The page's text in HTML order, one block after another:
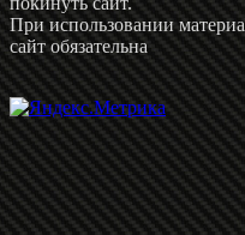
При использовании
сайт обязательна